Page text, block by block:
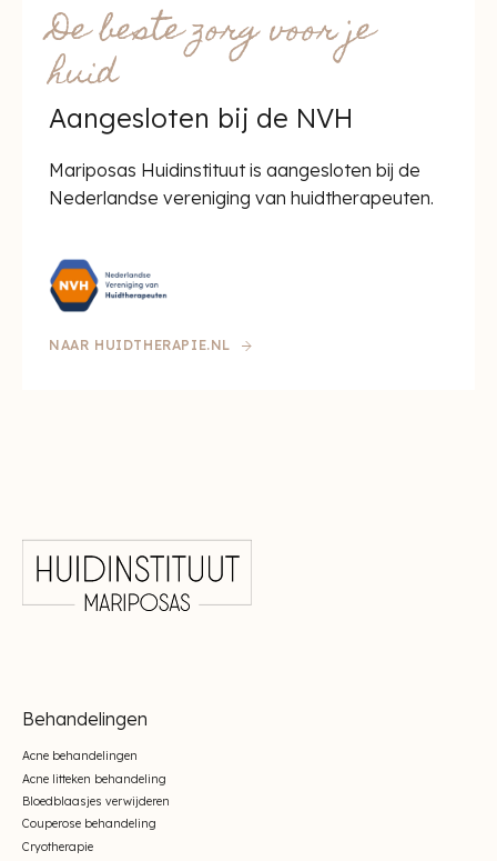
De beste zorg voor je
huid
Aangesloten bij de NVH
Mariposas Huidinstituut is aangesloten bij de
Nederlandse vereniging van huidtherapeuten.
NAAR HUIDTHERAPIE.NL
Behandelingen
Acne behandelingen
Acne litteken behandeling
Bloedblaasjes verwijderen
Couperose behandeling
Cryotherapie